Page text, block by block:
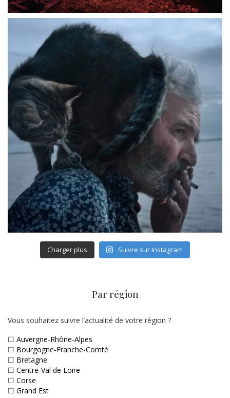
Charger plus Suivre sur Instagram
Par région
Vous souhaitez suivre l’actualité de votre région ?
☐ Auvergne-Rhône-Alpes
☐ Bourgogne-Franche-Comté
☐ Bretagne
☐ Centre-Val de Loire
☐ Corse
☐ Grand Est